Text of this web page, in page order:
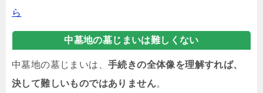
ら
中墓地の墓じまいは難しくない
中墓地の墓じまいは、 手続きの全体像を理解すれば、
決して難しいものではありません。